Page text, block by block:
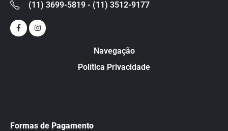
(11) 3699-5819 - (11) 3512-9177
Navegação
Política Privacidade
Formas de Pagamento